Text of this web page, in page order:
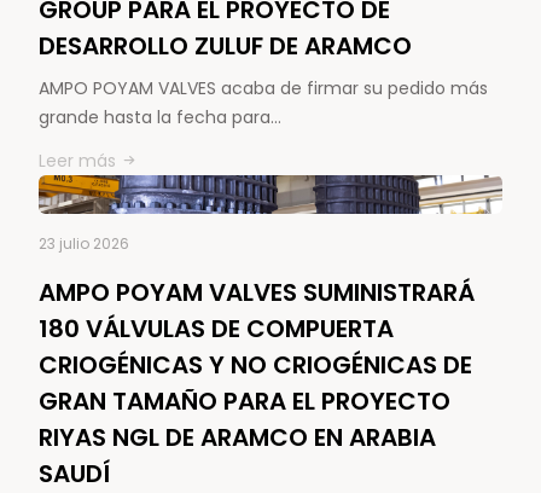
GROUP PARA EL PROYECTO DE
DESARROLLO ZULUF DE ARAMCO
AMPO POYAM VALVES acaba de firmar su pedido más
grande hasta la fecha para…
Leer más
23 julio 2026
AMPO POYAM VALVES SUMINISTRARÁ
180 VÁLVULAS DE COMPUERTA
CRIOGÉNICAS Y NO CRIOGÉNICAS DE
GRAN TAMAÑO PARA EL PROYECTO
RIYAS NGL DE ARAMCO EN ARABIA
SAUDÍ